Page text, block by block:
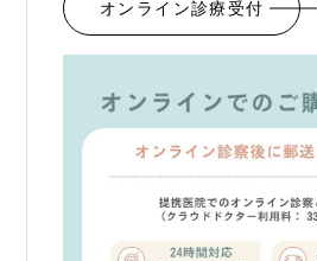
オンライン診療受付